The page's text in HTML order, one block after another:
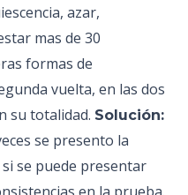
azar,
mas de 30
formas de
vuelta, en las dos
su totalidad. Solución:
se presento la
se puede presentar